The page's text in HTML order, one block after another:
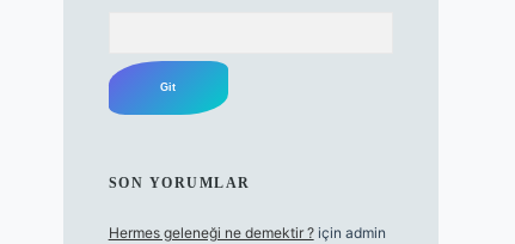
SON YORUMLAR
Hermes geleneği ne demektir ?için admin